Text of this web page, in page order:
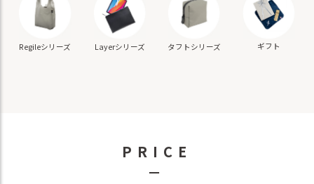
Regileシリーズ Layerシリーズ タフトシリーズ ギフト
PRICE
－